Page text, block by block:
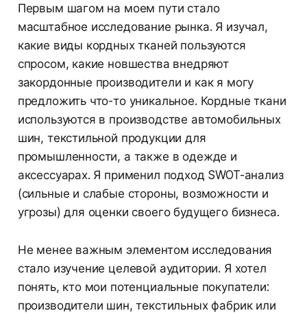
Первым шагом на моем пути стало
масштабное исследование рынка. Я изучал,
какие виды кордных тканей пользуются
спросом, какие новшества внедряют
закордонные производители и как я могу
предложить что-то уникальное. Кордные ткани
используются в производстве автомобильных
шин, текстильной продукции для
промышленности, а также в одежде и
аксессуарах. Я применил подход SWOT-анализ
(сильные и слабые стороны, возможности и
угрозы) для оценки своего будущего бизнеса.
Не менее важным элементом исследования
стало изучение целевой аудитории. Я хотел
понять, кто мои потенциальные покупатели:
производители шин, текстильных фабрик или